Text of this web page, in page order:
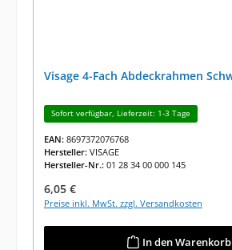
Visage 4-Fach Abdeckrahmen
Sofort verfügbar, Lieferzeit: 1-3 Tage
EAN: 8697372076768
Hersteller: VISAGE
Hersteller-Nr.: 01 28 34 00 000 145
Regulärer Preis:
6,05 €
Preise inkl. MwSt. zzgl. Versandkosten
In den Warenkorb